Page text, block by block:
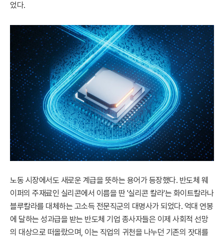
었다.
노동 시장에서도 새로운 계급을 뜻하는 용어가 등장했다. 반도체 웨
이퍼의 주재료인 실리콘에서 이름을 딴 '실리콘 칼라'는 화이트칼라나
블루칼라를 대체하는 고소득 전문직군의 대명사가 되었다. 억대 연봉
에 달하는 성과급을 받는 반도체 기업 종사자들은 이제 사회적 선망
의 대상으로 떠올랐으며, 이는 직업의 귀천을 나누던 기존의 잣대를